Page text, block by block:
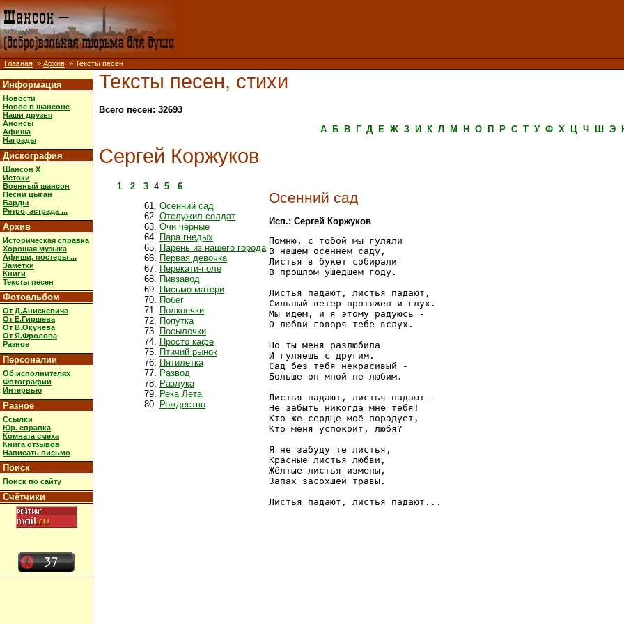
Главная » Архив » Тексты песен
Информация
Новости
Новое в шансоне
Наши друзья
Анонсы
Афиша
Награды
Дискография
Шансон X
Истоки
Военный шансон
Песни цыган
Барды
Ретро, эстрада ...
Архив
Историческая справка
Хорошая музыка
Афиши, постеры ...
Заметки
Книги
Тексты песен
Фотоальбом
От Д.Анискевича
От Е.Гиршева
От В.Окунева
От Я.Фролова
Разное
Персоналии
Об исполнителях
Фотографии
Интервью
Разное
Ссылки
Юр. справка
Комната смеха
Книга отзывов
Написать письмо
Поиск
Поиск по сайту
Счётчики
Тексты песен, стихи
Всего песен: 32693
А
Б В Г Д Е Ж З И К Л М Н О П Р С Т У Ф Х Ц Ч Ш Э
Сергей Коржуков
1 2 3 4 5
6
Осенний сад
Отслужил солдат
Очи чёрные
Пара гнедых
Парень из нашего города
Первая девочка
Перекати-поле
Пивзавод
Письмо матери
Побег
Полкоечки
Попутка
Посылочки
Просто кафе
Птичий рынок
Пятилетка
Развод
Разлука
Река Лета
Рождество
Осенний сад
Исп.: Сергей Коржуков
Помню, с тобой мы гуляли
В нашем осеннем саду,
Листья в букет собирали
В прошлом ушедшем году.
Листья падают, листья падают,
Сильный ветер протяжен и глух.
Мы идём, и я этому радуюсь -
О любви говоря тебе вслух.
Но ты меня разлюбила
И гуляешь с другим.
Сад без тебя некрасивый -
Больше он мной не любим.
Листья падают, листья падают -
Не забыть никогда мне тебя!
Кто же сердце моё порадует,
Кто меня успокоит, любя?
Я не забуду те листья,
Красные листья любви,
Жёлтые листья измены,
Запах засохшей травы.